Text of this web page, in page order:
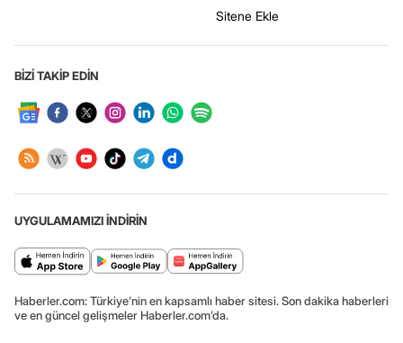
Sitene Ekle
BİZİ TAKİP EDİN
UYGULAMAMIZI İNDİRİN
Haberler.com: Türkiye’nin en kapsamlı haber sitesi. Son dakika haberleri
ve en güncel gelişmeler Haberler.com’da.